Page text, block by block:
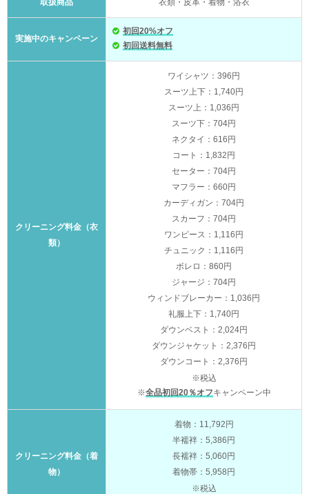
取扱商品 衣類・皮革・着物・浴衣
実施中のキャンペーン
初回20%オフ
初回送料無料
クリーニング料金（衣
類）
ワイシャツ：396円
スーツ上下：1,740円
スーツ上：1,036円
スーツ下：704円
ネクタイ：616円
コート：1,832円
セーター：704円
マフラー：660円
カーディガン：704円
スカーフ：704円
ワンピース：1,116円
チュニック：1,116円
ボレロ：860円
ジャージ：704円
ウィンドブレーカー：1,036円
礼服上下：1,740円
ダウンベスト：2,024円
ダウンジャケット：2,376円
ダウンコート：2,376円
※税込
※全品初回20％オフキャンペーン中
クリーニング料金（着
物）
着物：11,792円
半襦袢：5,386円
長襦袢：5,060円
着物帯：5,958円
※税込